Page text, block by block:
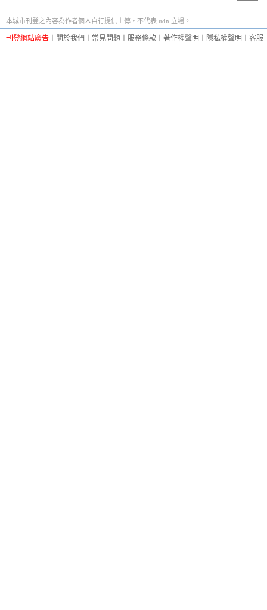
本城市刊登之內容為作者個人自行提供上傳，不代表 udn 立場。
刊登網站廣告 關於我們 常見問題 服務條款 著作權聲明 隱私權聲明 客服